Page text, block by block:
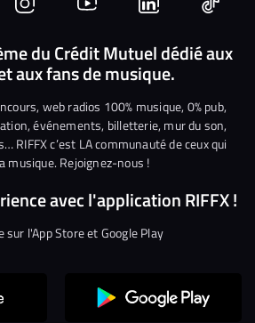
Nous
rejoindre
sur
Instagram
Nous
rejoindre
sur
YouTube
Nous
rejoindre
sur
Linkedin
Nous
du Crédit Mutuel dédié aux
aux fans de musique.
web radios 100% musique, 0% pub,
événements, billetterie, mur du son,
RIFFX c’est LA communauté de ceux qui
musique. Rejoignez-nous !
avec l'application RIFFX !
sur l'App Store et Google Play